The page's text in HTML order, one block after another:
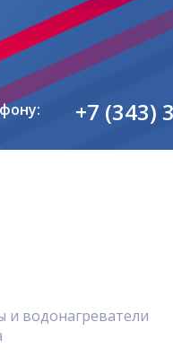
+7 (343)
и водонагреватели